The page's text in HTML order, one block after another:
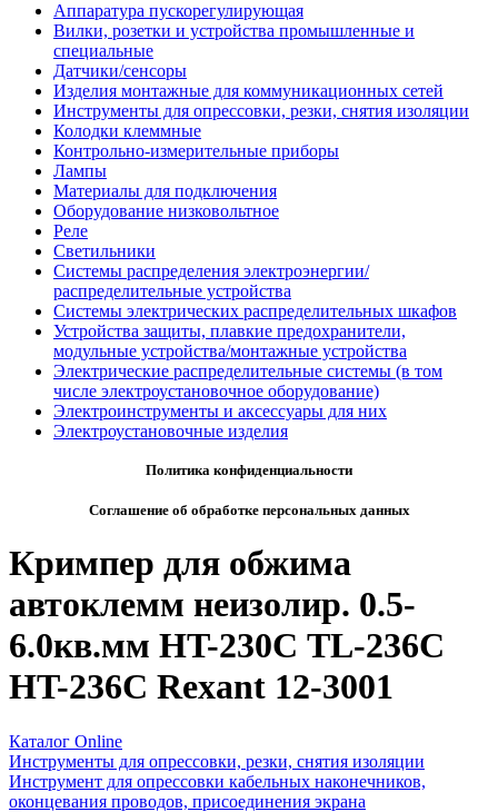
Аппаратура пускорегулирующая
Вилки, розетки и устройства промышленные и
специальные
Датчики/сенсоры
Изделия монтажные для коммуникационных сетей
Инструменты для опрессовки, резки, снятия изоляции
Колодки клеммные
Контрольно-измерительные приборы
Лампы
Материалы для подключения
Оборудование низковольтное
Реле
Светильники
Системы распределения электроэнергии/
распределительные устройства
Системы электрических распределительных шкафов
Устройства защиты, плавкие предохранители,
модульные устройства/монтажные устройства
Электрические распределительные системы (в том
числе электроустановочное оборудование)
Электроинструменты и аксессуары для них
Электроустановочные изделия
Политика конфиденциальности
Соглашение об обработке персональных данных
Кримпер для обжима
автоклемм неизолир. 0.5-
6.0кв.мм HT-230С TL-236C
HT-236C Rexant 12-3001
Каталог Online
Инструменты для опрессовки, резки, снятия изоляции
Инструмент для опрессовки кабельных наконечников,
оконцевания проводов, присоединения экрана